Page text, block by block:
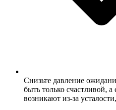
Снизьте давление
быть только счастливой,
возникают из-за